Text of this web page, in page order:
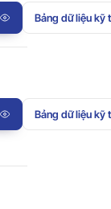
Bảng dữ liệu kỹ
Bảng dữ liệu kỹ